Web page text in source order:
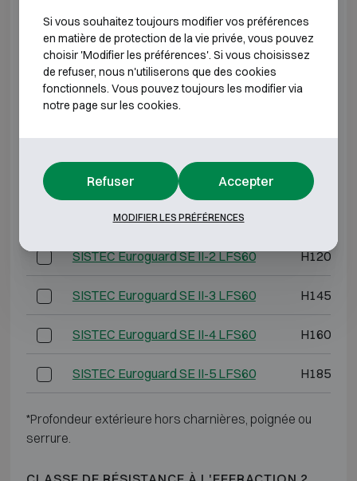
*Profondeur extérieure hors charnières, poignée ou
serrure.
CLASSE ANTI-EFFRACTION 2 RÉSISTANCE AU
FEU 60P
Modèle Dimensions
SISTEC Euroguard SE II-0 LFS60 H800
SISTEC Euroguard SE II-1 LFS60
SISTEC Euroguard SE II-2 LFS60 H1200
SISTEC Euroguard SE II-3 LFS60 H1450
SISTEC Euroguard SE II-4 LFS60 H1600
SISTEC Euroguard SE II-5 LFS60 H1850
*Profondeur extérieure hors charnières, poignée ou
serrure.
Si vous souhaitez toujours modifier vos préférences
en matière de protection de la vie privée, vous pouvez
choisir 'Modifier les préférences'. Si vous choisissez
de refuser, nous n'utiliserons que des cookies
fonctionnels. Vous pouvez toujours les modifier via
notre page sur les cookies.
Refuser Accepter
MODIFIER LES PRÉFÉRENCES